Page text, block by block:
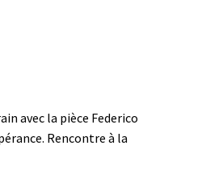
avec la pièce Federico
Rencontre à la